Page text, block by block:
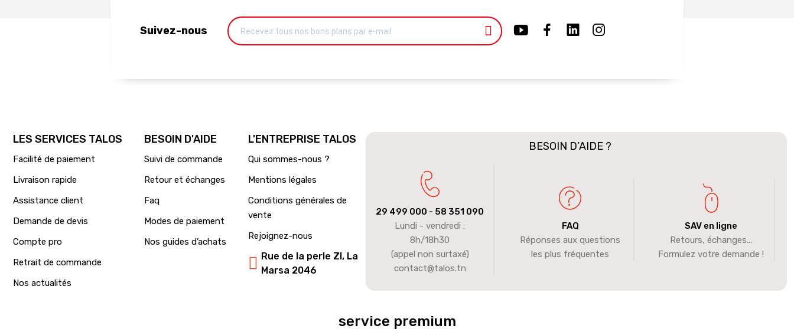
Suivez-nous
LES SERVICES TALOS
Facilité de paiement
Livraison rapide
Assistance client
Demande de devis
Compte pro
Retrait de commande
Nos actualités
BESOIN D'AIDE
Suivi de commande
Retour et échanges
Faq
Modes de paiement
Nos guides d’achats
L'ENTREPRISE TALOS
Qui sommes-nous ?
Mentions légales
Conditions générales de
vente
Rejoignez-nous
Rue de la perle ZI, La
Marsa 2046
BESOIN D’AIDE ?
29 499 000 - 58 351 090
Lundi - vendredi :
8h/18h30
(appel non surtaxé)
contact@talos.tn
FAQ
Réponses aux questions
les plus fréquentes
SAV en ligne
Retours, échanges...
Formulez votre demande !
service premium